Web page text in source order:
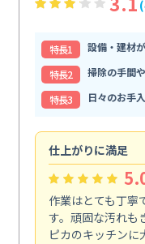
特⻑1
設備・建材
特⻑2
掃除の手間
特⻑3
日々のお手
仕上がりに満足
作業はとても丁寧
す。頑固な汚れも
ピカのキッチンに